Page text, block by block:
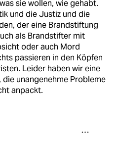
sie wollen, wie gehabt.
und die Justiz und die
der eine Brandstiftung
als Brandstifter mit
oder auch Mord
passieren in den Köpfen
Leider haben wir eine
die unangenehme Probleme
anpackt.